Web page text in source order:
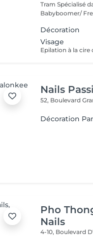
Tram Spécialisé
Babyboomer/
Décoration
Visage
Epilation à la cire
Nails
52, Boulevard
Décoration
Pho
Nails
4-10, Boulevard